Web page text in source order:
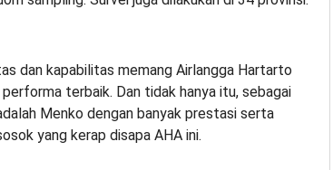
dan kapabilitas memang Airlangga Hartarto
terbaik. Dan tidak hanya itu, sebagai
Menko dengan banyak prestasi serta
yang kerap disapa AHA ini.